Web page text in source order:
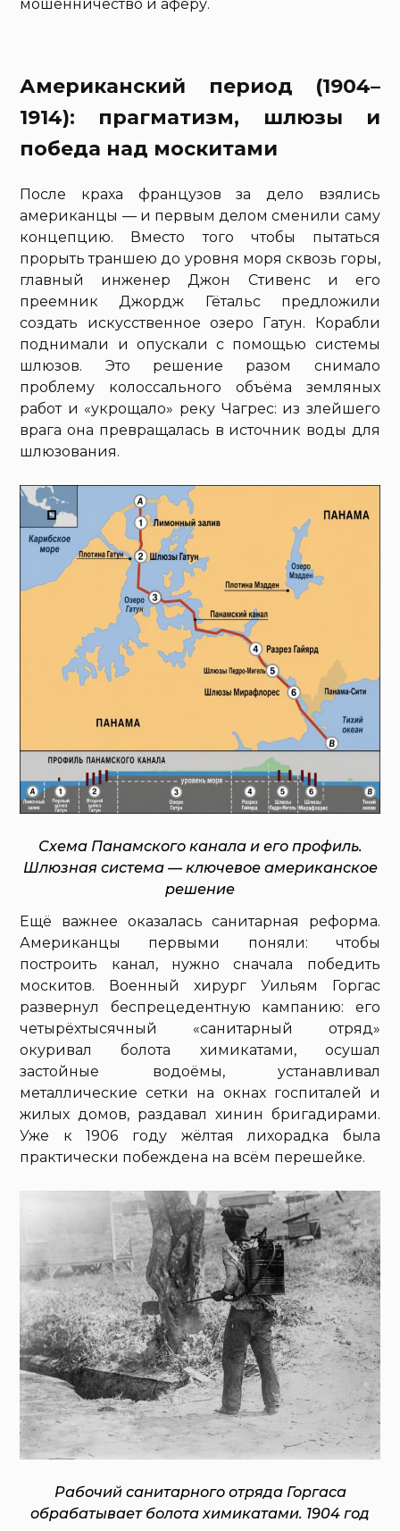
мошенничество и аферу.
Американский период (1904–
1914): прагматизм, шлюзы и
победа над москитами
После краха французов за дело взялись
американцы — и первым делом сменили саму
концепцию. Вместо того чтобы пытаться
прорыть траншею до уровня моря сквозь горы,
главный инженер Джон Стивенс и его
преемник Джордж Гётальс предложили
создать искусственное озеро Гатун. Корабли
поднимали и опускали с помощью системы
шлюзов. Это решение разом снимало
проблему колоссального объёма земляных
работ и «укрощало» реку Чагрес: из злейшего
врага она превращалась в источник воды для
шлюзования.
Схема Панамского канала и его профиль.
Шлюзная система — ключевое американское
решение
Ещё важнее оказалась санитарная реформа.
Американцы первыми поняли: чтобы
построить канал, нужно сначала победить
москитов. Военный хирург Уильям Горгас
развернул беспрецедентную кампанию: его
четырёхтысячный «санитарный отряд»
окуривал болота химикатами, осушал
застойные водоёмы, устанавливал
металлические сетки на окнах госпиталей и
жилых домов, раздавал хинин бригадирами.
Уже к 1906 году жёлтая лихорадка была
практически побеждена на всём перешейке.
Рабочий санитарного отряда Горгаса
обрабатывает болота химикатами. 1904 год